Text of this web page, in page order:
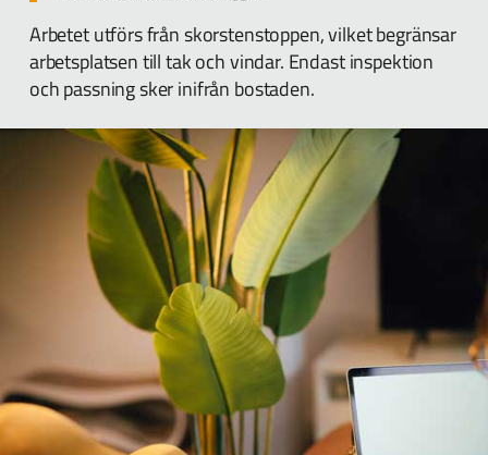
Arbetet utförs från skorstenstoppen, vilket begränsar
arbetsplatsen till tak och vindar. Endast inspektion
och passning sker inifrån bostaden.